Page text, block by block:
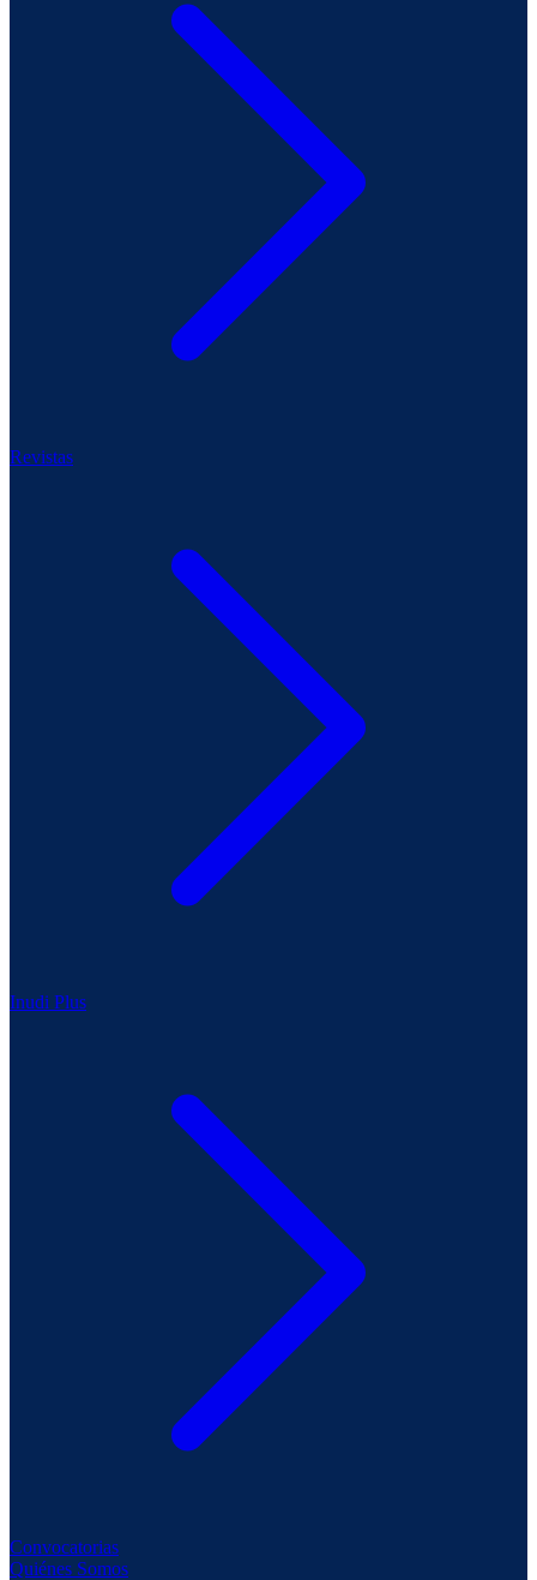
Revistas
Inudi Plus
Convocatorias
Quiénes Somos